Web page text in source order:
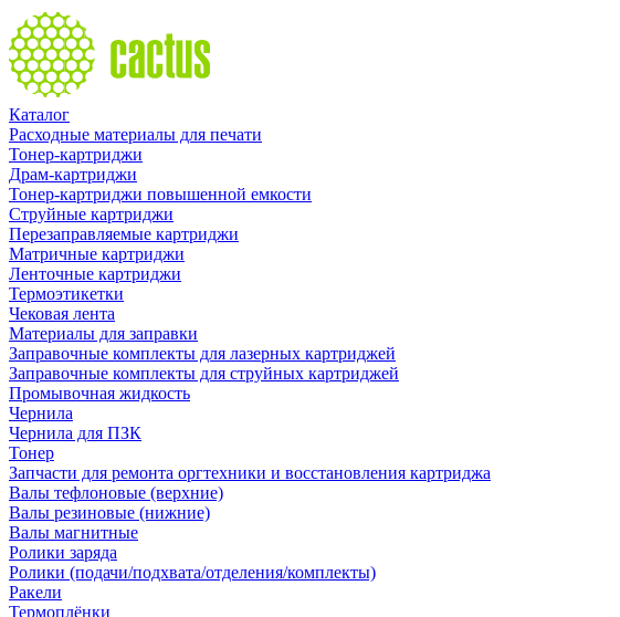
Каталог
Расходные материалы для печати
Тонер-картриджи
Драм-картриджи
Тонер-картриджи повышенной емкости
Струйные картриджи
Перезаправляемые картриджи
Матричные картриджи
Ленточные картриджи
Термоэтикетки
Чековая лента
Материалы для заправки
Заправочные комплекты для лазерных картриджей
Заправочные комплекты для струйных картриджей
Промывочная жидкость
Чернила
Чернила для ПЗК
Тонер
Запчасти для ремонта оргтехники и восстановления картриджа
Валы тефлоновые (верхние)
Валы резиновые (нижние)
Валы магнитные
Ролики заряда
Ролики (подачи/подхвата/отделения/комплекты)
Ракели
Термоплёнки